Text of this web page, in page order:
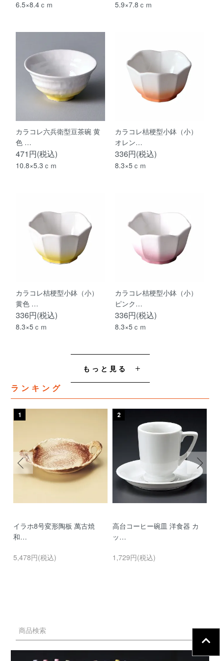
6.5×8.4ｃｍ 5.9×7.8ｃｍ
カラコレ六兵衛型豆茶碗 黄
色 …
471円(税込)
10.8×5.3ｃｍ
カラコレ桔梗型小鉢（小）
オレン…
336円(税込)
8.3×5ｃｍ
カラコレ桔梗型小鉢（小）
黄色 …
336円(税込)
8.3×5ｃｍ
カラコレ桔梗型小鉢（小）
ピンク…
336円(税込)
8.3×5ｃｍ
もっと見る
ランキング
1
イラホ8号変形陶板 萬古焼
和…
5,478円(税込)
2
高台コーヒー碗皿 洋食器 カ
ッ…
1,729円(税込)